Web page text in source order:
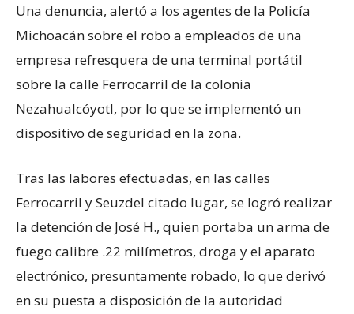
Una denuncia, alertó a los agentes de la Policía
Michoacán sobre el robo a empleados de una
empresa refresquera de una terminal portátil
sobre la calle Ferrocarril de la colonia
Nezahualcóyotl, por lo que se implementó un
dispositivo de seguridad en la zona.
Tras las labores efectuadas, en las calles
Ferrocarril y Seuzdel citado lugar, se logró realizar
la detención de José H., quien portaba un arma de
fuego calibre .22 milímetros, droga y el aparato
electrónico, presuntamente robado, lo que derivó
en su puesta a disposición de la autoridad